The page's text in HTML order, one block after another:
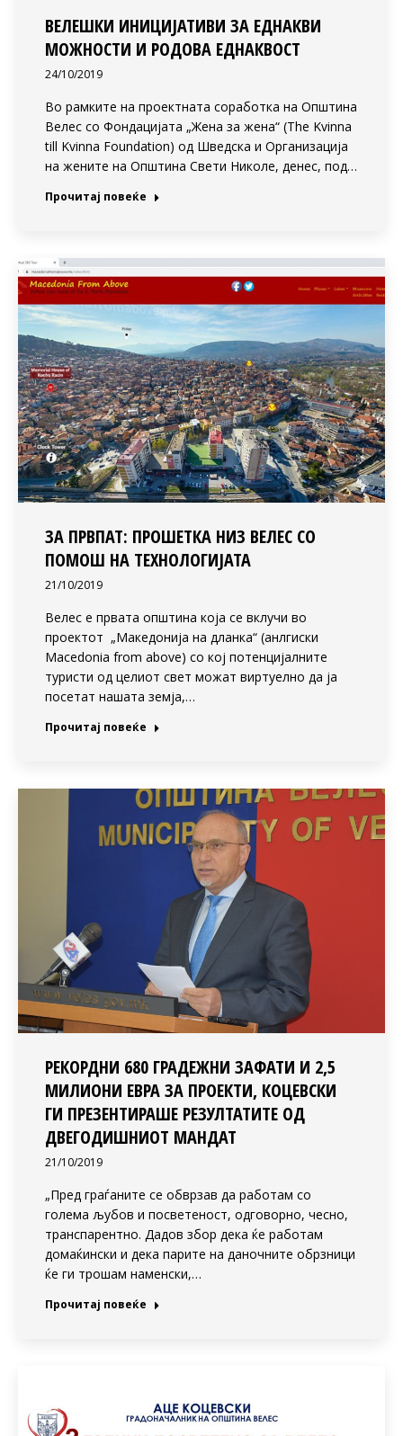
ВЕЛЕШКИ ИНИЦИЈАТИВИ ЗА ЕДНАКВИ
МОЖНОСТИ И РОДОВА ЕДНАКВОСТ
24/10/2019
Во рамките на проектната соработка на Општина
Велес со Фондацијата „Жена за жена“ (The Kvinna
till Kvinna Foundation) од Шведска и Организација
на жените на Општина Свети Николе, денес, под…
Прочитај повеќе
ЗА ПРВПАТ: ПРОШЕТКА НИЗ ВЕЛЕС СО
ПОМОШ НА ТЕХНОЛОГИЈАТА
21/10/2019
Велес е првата општина која се вклучи во
проектот „Македонија на дланка“ (анлгиски
Macedonia from above) со кој потенцијалните
туристи од целиот свет можат виртуелно да ја
посетат нашата земја,…
Прочитај повеќе
РЕКОРДНИ 680 ГРАДЕЖНИ ЗАФАТИ И 2,5
МИЛИОНИ ЕВРА ЗА ПРОЕКТИ, КОЦЕВСКИ
ГИ ПРЕЗЕНТИРАШЕ РЕЗУЛТАТИТЕ ОД
ДВЕГОДИШНИОТ МАНДАТ
21/10/2019
„Пред граѓаните се обврзав да работам со
голема љубов и посветеност, одговорно, чесно,
транспарентно. Дадов збор дека ќе работам
домаќински и дека парите на даночните обрзници
ќе ги трошам наменски,…
Прочитај повеќе